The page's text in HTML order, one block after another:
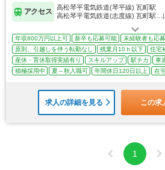
アクセス
高松琴平電気鉄道(琴平線) 瓦町駅
高松琴平電気鉄道(志度線) 瓦町駅…
年収800万円以上可 新卒も応募可能
未経験者も応
原則、引越しを伴う転勤なし
残業月10ｈ以下
住宅
産休・育休取得実績有り
スキルアップ 駅チカ 車
積極採用中
夏～秋入職可 年間休日120日以上 在
求人の詳細を見る この求
1